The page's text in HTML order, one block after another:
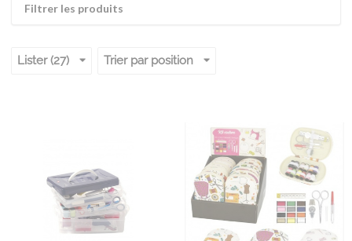
Filtrer les produits
Lister (27) Trier par position